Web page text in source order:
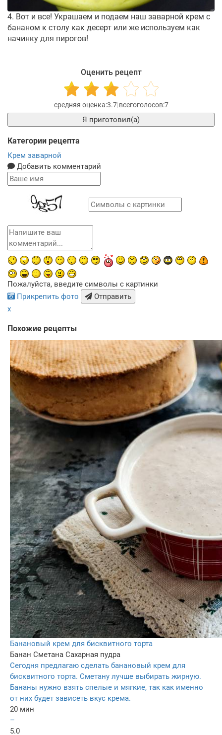
4. Вот и все! Украшаем и подаем наш заварной крем с
бананом к столу как десерт или же используем как
начинку для пирогов!
Оценить рецепт
3.7 7
Я приготовил(а)
Категории рецепта
Крем заварной
Добавить комментарий
Пожалуйста, введите символы с картинки
Прикрепить фото
Отправить
x
Похожие рецепты
Банановый крем для бисквитного торта
Банан Сметана Сахарная пудра
Сегодня предлагаю сделать банановый крем для
бисквитного торта. Сметану лучше выбирать жирную.
Бананы нужно взять спелые и мягкие, так как именно
от них будет зависеть вкус крема.
20 мин
–
5.0